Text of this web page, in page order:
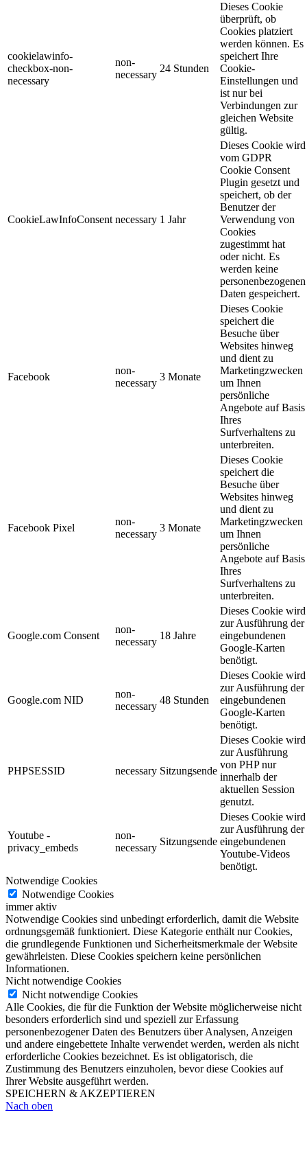
cookielawinfo-
checkbox-non-
necessary
non-
necessary
24 Stunden
Dieses Cookie
überprüft, ob
Cookies platziert
werden können. Es
speichert Ihre
Cookie-
Einstellungen und
ist nur bei
Verbindungen zur
gleichen Website
gültig.
CookieLawInfoConsent necessary 1 Jahr
Dieses Cookie wird
vom GDPR
Cookie Consent
Plugin gesetzt und
speichert, ob der
Benutzer der
Verwendung von
Cookies
zugestimmt hat
oder nicht. Es
werden keine
personenbezogenen
Daten gespeichert.
Facebook
non-
necessary
3 Monate
Dieses Cookie
speichert die
Besuche über
Websites hinweg
und dient zu
Marketingzwecken
um Ihnen
persönliche
Angebote auf Basis
Ihres
Surfverhaltens zu
unterbreiten.
Facebook Pixel
non-
necessary
3 Monate
Dieses Cookie
speichert die
Besuche über
Websites hinweg
und dient zu
Marketingzwecken
um Ihnen
persönliche
Angebote auf Basis
Ihres
Surfverhaltens zu
unterbreiten.
Google.com Consent
non-
necessary
18 Jahre
Dieses Cookie wird
zur Ausführung der
eingebundenen
Google-Karten
benötigt.
Google.com NID
non-
necessary
48 Stunden
Dieses Cookie wird
zur Ausführung der
eingebundenen
Google-Karten
benötigt.
PHPSESSID necessary Sitzungsende
Dieses Cookie wird
zur Ausführung
von PHP nur
innerhalb der
aktuellen Session
genutzt.
Youtube -
privacy_embeds
non-
necessary
Sitzungsende
Dieses Cookie wird
zur Ausführung der
eingebundenen
Youtube-Videos
benötigt.
Notwendige Cookies
Notwendige Cookies
immer aktiv
Notwendige Cookies sind unbedingt erforderlich, damit die Website
ordnungsgemäß funktioniert. Diese Kategorie enthält nur Cookies,
die grundlegende Funktionen und Sicherheitsmerkmale der Website
gewährleisten. Diese Cookies speichern keine persönlichen
Informationen.
Nicht notwendige Cookies
Nicht notwendige Cookies
Alle Cookies, die für die Funktion der Website möglicherweise nicht
besonders erforderlich sind und speziell zur Erfassung
personenbezogener Daten des Benutzers über Analysen, Anzeigen
und andere eingebettete Inhalte verwendet werden, werden als nicht
erforderliche Cookies bezeichnet. Es ist obligatorisch, die
Zustimmung des Benutzers einzuholen, bevor diese Cookies auf
Ihrer Website ausgeführt werden.
SPEICHERN & AKZEPTIEREN
Nach oben